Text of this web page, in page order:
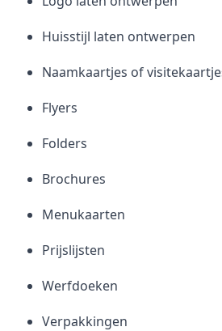
Huisstijl laten ontwerpen
Naamkaartjes of
Flyers
Folders
Brochures
Menukaarten
Prijslijsten
Werfdoeken
Verpakkingen